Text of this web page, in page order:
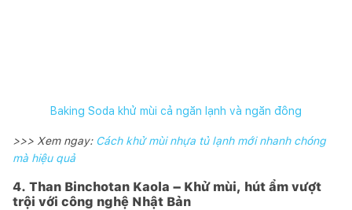
Baking Soda khử mùi cả ngăn lạnh và ngăn đông
>>> Xem ngay: Cách khử mùi nhựa tủ lạnh mới nhanh chóng
mà hiệu quả
4. Than Binchotan Kaola – Khử mùi, hút ẩm vượt
trội với công nghệ Nhật Bản